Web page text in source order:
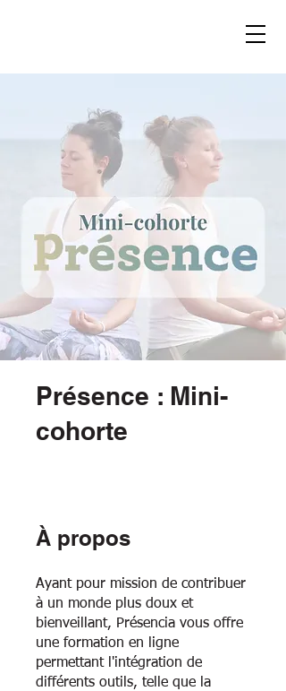
Présence : Mini-
cohorte
À propos
Ayant pour mission de contribuer
à un monde plus doux et
bienveillant, Présencia vous offre
une formation en ligne
permettant l'intégration de
différents outils, telle que la